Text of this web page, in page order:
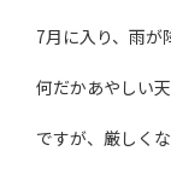
7月に入り、雨が
何だかあやしい
ですが、厳しく